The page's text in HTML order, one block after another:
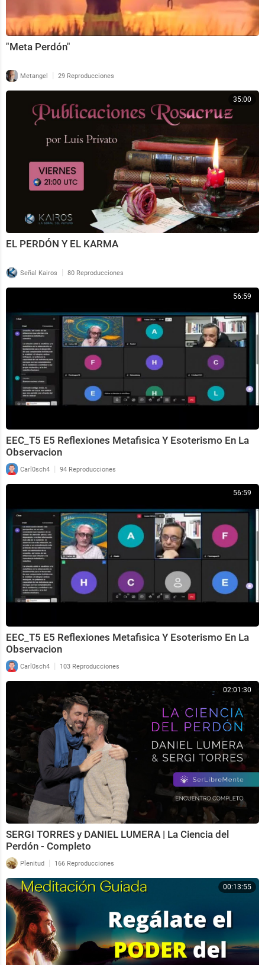
"Meta Perdón"
Metangel | 29 Reproducciones
35:00
EL PERDÓN Y EL KARMA
Señal Kairos | 80 Reproducciones
56:59
EEC_T5 E5 Reflexiones Metafisica Y Esoterismo En La
Observacion
Carl0sch4 | 94 Reproducciones
56:59
EEC_T5 E5 Reflexiones Metafisica Y Esoterismo En La
Observacion
Carl0sch4 | 103 Reproducciones
02:01:30
SERGI TORRES y DANIEL LUMERA | La Ciencia del
Perdón - Completo
Plenitud | 166 Reproducciones
00:13:55